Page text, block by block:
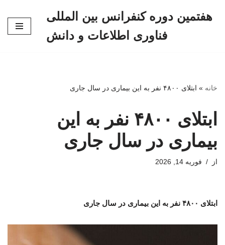
هفتمین دوره کنفرانس بین المللی
فناوری اطلاعات و دانش
خانه » ابتلای ۴۸۰۰ نفر به این بیماری در سال جاری
ابتلای ۴۸۰۰ نفر به این
بیماری در سال جاری
از فوریه 14, 2026
ابتلای ۴۸۰۰ نفر به این بیماری در سال جاری